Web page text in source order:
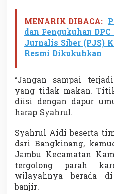
MENARIK DIBACA:
dan Pengukuhan
Jurnalis Siber (PJS)
Resmi Dikukuhkan
“Jangan sampai
yang tidak makan.
diisi dengan dapur
harap Syahrul.
Syahrul Aidi beserta
dari Bangkinang,
Jambu Kecamatan
tergolong parah
wilayahnya berada
banjir.